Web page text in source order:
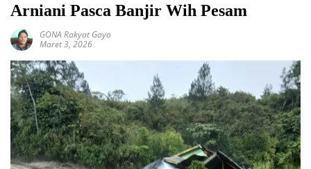
Arniani Pasca Banjir Wih Pesam
GONA Rakyat Gayo
Maret 3, 2026